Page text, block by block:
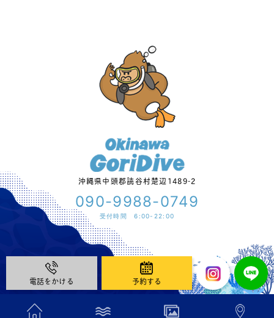
電話をかける 予約する
沖縄県中頭郡読谷村楚辺1489-2
090-9988-0749
受付時間 6:00-22:00